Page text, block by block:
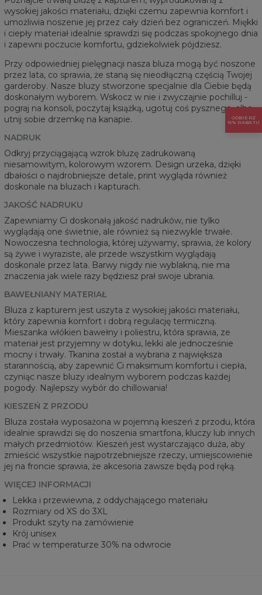
wysokiej jakości materiału, dzięki czemu zapewnia komfort i
umożliwia noszenie jej przez cały dzień bez ograniczeń. Miękki
i ciepły materiał idealnie sprawdzi się podczas spokojnego dnia
i zapewni poczucie komfortu, gdziekolwiek pójdziesz.
Przy odpowiedniej pielęgnacji nasza bluza mogą być noszone
przez lata, co sprawia, że staną się nieodłączną częścią Twojej
garderoby. Nasze bluzy stworzone specjalnie dla Ciebie będą
doskonałym wyborem. Wskocz w nie i zwyczajnie pochilluj -
pograj na konsoli, poczytaj książką, ugotuj coś pysznego, albo
utnij sobie drzemkę na kanapie.
NADRUK
Odkryj przyciągającą wzrok bluzę zadrukowaną
niesamowitym, kolorowym wzorem. Design urzeka, dzięki
dbałości o najdrobniejsze detale, print wygląda również
doskonale na bluzach i kapturach.
JAKOŚĆ NADRUKU
Zapewniamy Ci doskonałą jakość nadruków, nie tylko
wyglądają one świetnie, ale również są niezwykle trwałe.
Nowoczesna technologia, której używamy, sprawia, że kolory
są żywe i wyraziste, ale przede wszystkim wyglądają
doskonale przez lata. Barwy nigdy nie wyblakną, nie ma
znaczenia jak wiele razy będziesz prał swoje ubrania.
BAWEŁNIANY MATERIAŁ
Bluza z kapturem jest uszyta z wysokiej jakości materiału,
który zapewnia komfort i dobrą regulację termiczną.
Mieszanka włókien bawełny i poliestru, która sprawia, ze
materiał jest przyjemny w dotyku, lekki ale jednocześnie
mocny i trwały. Tkanina został a wybrana z największa
starannością, aby zapewnić Ci maksimum komfortu i ciepła,
czyniąc nasze bluzy idealnym wyborem podczas każdej
pogody. Najlepszy wybór do chillowania!
KIESZEŃ Z PRZODU
Bluza została wyposażona w pojemną kieszeń z przodu, która
idealnie sprawdzi się do noszenia smartfona, kluczy lub innych
małych przedmiotów. Kieszeń jest wystarczająco duża, aby
zmieścić wszystkie najpotrzebniejsze rzeczy, umiejscowienie
jej na froncie sprawia, że akcesoria zawsze będą pod ręką.
WIĘCEJ INFORMACJI
Lekka i przewiewna, z oddychającego materiału
Rozmiary od XS do 3XL
Produkt szyty na zamówienie
Krój unisex
Prać w temperaturze 30% na odwrocie
ODBIERZ
15% RABATU